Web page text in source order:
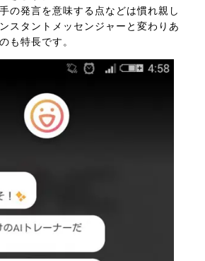
の発言を意味する点などは慣れ親し
スタントメッセンジャーと変わりあ
も特長です。